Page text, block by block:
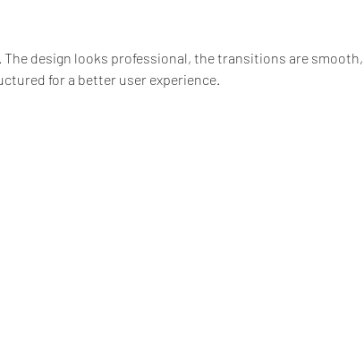
The design looks professional, the transitions are
for a better user experience.